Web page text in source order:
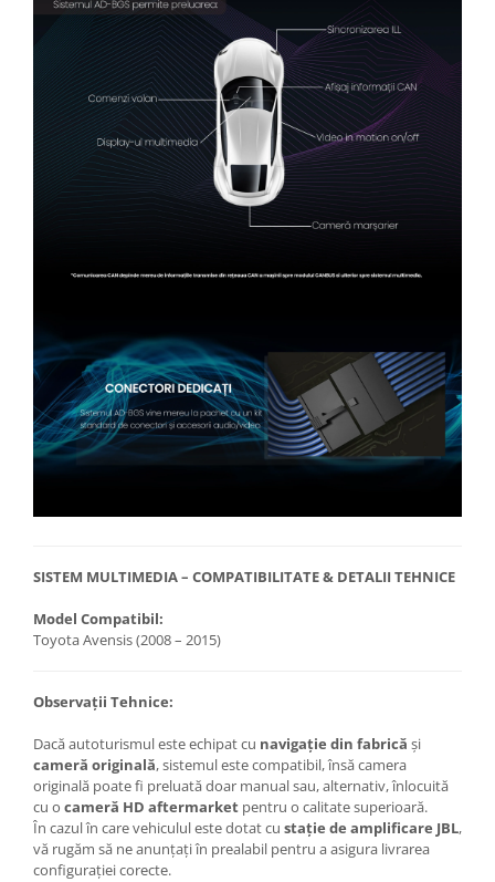
SISTEM MULTIMEDIA – COMPATIBILITATE & DETALII TEHNICE
Model Compatibil:
Toyota Avensis (2008 – 2015)
Observații Tehnice:
Dacă autoturismul este echipat cu navigație din fabrică și
cameră originală, sistemul este compatibil, însă camera
originală poate fi preluată doar manual sau, alternativ, înlocuită
cu o cameră HD aftermarket pentru o calitate superioară.
În cazul în care vehiculul este dotat cu stație de amplificare JBL,
vă rugăm să ne anunțați în prealabil pentru a asigura livrarea
configurației corecte.